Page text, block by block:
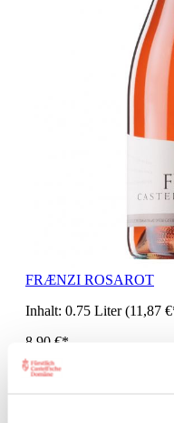
FRÆNZI ROSAROT
Inhalt: 0.75 Liter(11,87
8,90 €*
Details